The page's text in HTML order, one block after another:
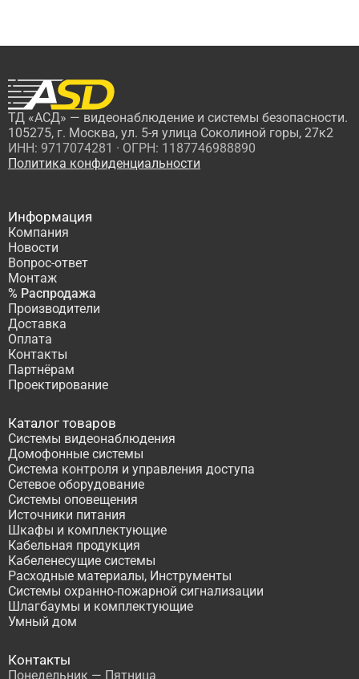
ТД «АСД» — видеонаблюдение и системы безопасности.
105275, г. Москва, ул. 5-я улица Соколиной горы, 27к2
ИНН: 9717074281 · ОГРН: 1187746988890
Политика конфиденциальности
Информация
Компания
Новости
Вопрос-ответ
Монтаж
% Распродажа
Производители
Доставка
Оплата
Контакты
Партнёрам
Проектирование
Каталог товаров
Системы видеонаблюдения
Домофонные системы
Система контроля и управления доступа
Сетевое оборудование
Системы оповещения
Источники питания
Шкафы и комплектующие
Кабельная продукция
Кабеленесущие системы
Расходные материалы, Инструменты
Системы охранно-пожарной сигнализации
Шлагбаумы и комплектующие
Умный дом
Контакты
Понедельник — Пятница